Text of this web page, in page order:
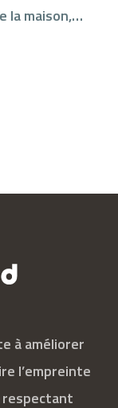
la maison,…
à améliorer
l’empreinte
respectant